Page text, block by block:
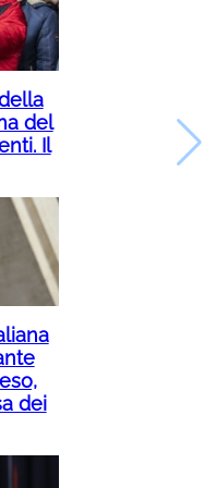
del
Il
dei